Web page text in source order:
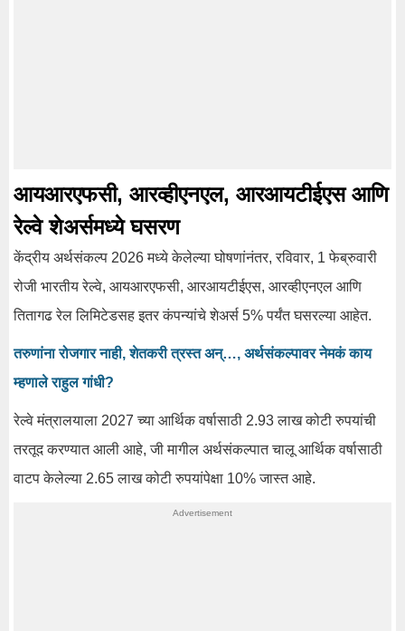
आयआरएफसी, आरव्हीएनएल, आरआयटीईएस आणि
रेल्वे शेअर्समध्ये घसरण
केंद्रीय अर्थसंकल्प 2026 मध्ये केलेल्या घोषणांनंतर, रविवार, 1 फेब्रुवारी
रोजी भारतीय रेल्वे, आयआरएफसी, आरआयटीईएस, आरव्हीएनएल आणि
तितागढ रेल लिमिटेडसह इतर कंपन्यांचे शेअर्स 5% पर्यंत घसरल्या आहेत.
तरुणांना रोजगार नाही, शेतकरी त्रस्त अन्…, अर्थसंकल्पावर नेमकं काय
म्हणाले राहुल गांधी?
रेल्वे मंत्रालयाला 2027 च्या आर्थिक वर्षासाठी 2.93 लाख कोटी रुपयांची
तरतूद करण्यात आली आहे, जी मागील अर्थसंकल्पात चालू आर्थिक वर्षासाठी
वाटप केलेल्या 2.65 लाख कोटी रुपयांपेक्षा 10% जास्त आहे.